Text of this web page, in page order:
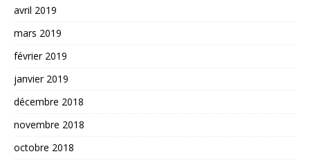
avril 2019
mars 2019
février 2019
janvier 2019
décembre 2018
novembre 2018
octobre 2018